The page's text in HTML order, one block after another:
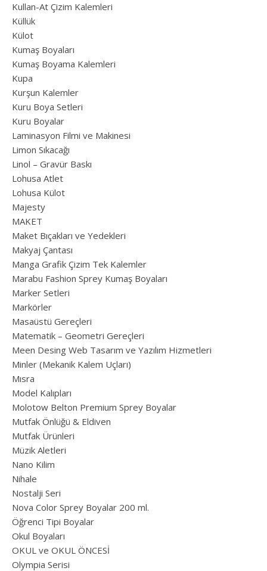
Kullan-At Çizim Kalemleri
Küllük
Külot
Kumaş Boyaları
Kumaş Boyama Kalemleri
Kupa
Kurşun Kalemler
Kuru Boya Setleri
Kuru Boyalar
Laminasyon Filmi ve Makinesi
Limon Sıkacağı
Linol – Gravür Baskı
Lohusa Atlet
Lohusa Külot
Majesty
MAKET
Maket Bıçakları ve Yedekleri
Makyaj Çantası
Manga Grafik Çizim Tek Kalemler
Marabu Fashion Sprey Kumaş Boyaları
Marker Setleri
Markörler
Masaüstü Gereçleri
Matematik – Geometri Gereçleri
Meen Desing Web Tasarım ve Yazılım Hizmetleri
Minler (Mekanik Kalem Uçları)
Mısra
Model Kalıpları
Molotow Belton Premium Sprey Boyalar
Mutfak Önlüğü & Eldiven
Mutfak Ürünleri
Müzik Aletleri
Nano Kilim
Nihale
Nostalji Seri
Nova Color Sprey Boyalar 200 ml.
Öğrenci Tipi Boyalar
Okul Boyaları
OKUL ve OKUL ÖNCESİ
Olympia Serisi